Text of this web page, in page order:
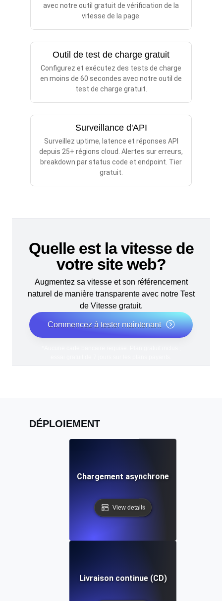
avec notre outil gratuit de vérification de la
vitesse de la page.
Outil de test de charge gratuit
Configurez et exécutez des tests de charge
en moins de 60 secondes avec notre outil de
test de charge gratuit.
Surveillance d'API
Surveillez uptime, latence et réponses API
depuis 25+ régions cloud. Alertes sur erreurs,
breakdown par status code et endpoint. Tier
gratuit.
Quelle est la vitesse de
votre site web?
Augmentez sa vitesse et son référencement
naturel de manière transparente avec notre Test
de Vitesse gratuit.
Commencez à tester maintenant
DÉPLOIEMENT
Chargement asynchrone
View details
Livraison continue (CD)